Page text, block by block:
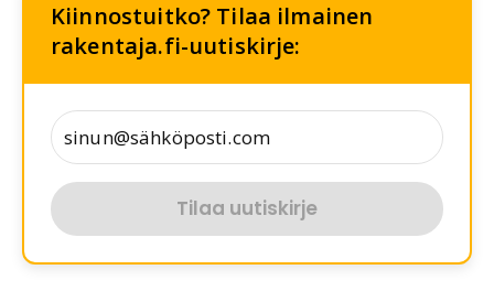
Kiinnostuitko? Tilaa ilmainen
rakentaja.fi-uutiskirje:
Tilaa uutiskirje